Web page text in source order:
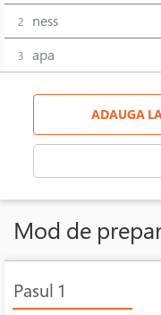
2 ness
3 apa
ADAUGA
Mod de
Pasul 1